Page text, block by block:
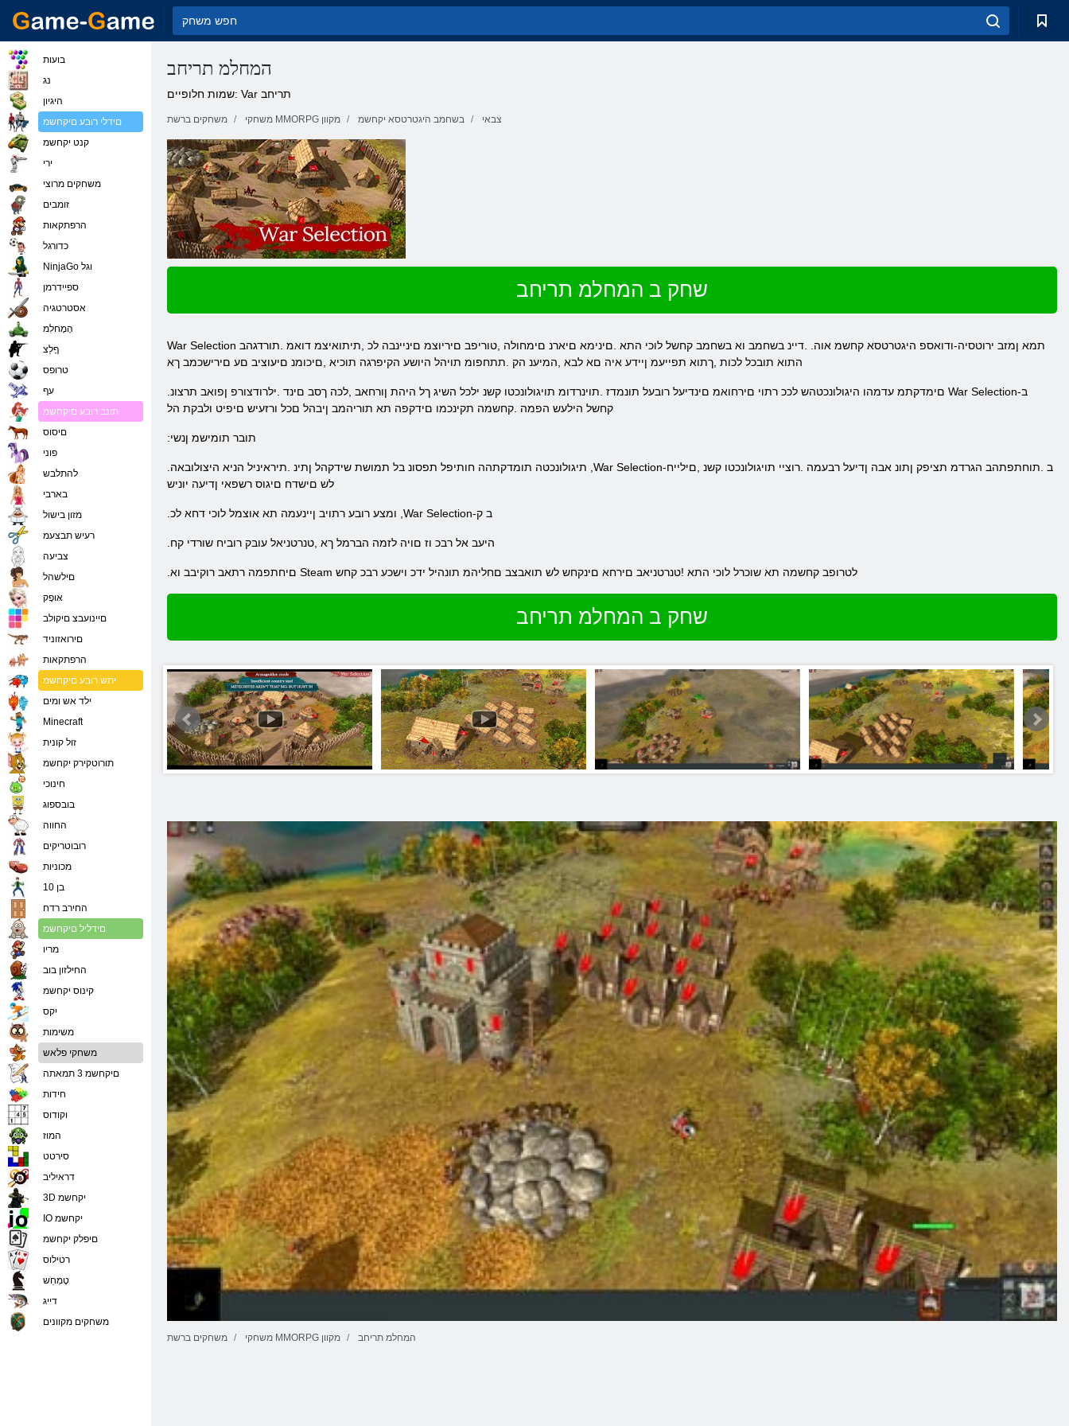
המחלמ תריחב
שמות חלופיים: Var תריחב
משחקים ברשת משחקי MMORPG מקוון בשחמב היגטרטסא יקחשמ צבאי
שחק ב המחלמ תריחב
War Selection תמא ןמזב ירוטסיה-ודואספ היגטרטסא קחשמ אוה. .דיינ בשחמב וא בשחמב קחשל לוכי התא .םינימא םיארנ םימחולה ,טוריפב םיריוצמ םיניינבה לכ ,תיתואיצמ דואמ .תורדגהב
התוא תובכל לכות ,ךתוא תפייעמ ןיידע איה םא לבא ,המיענ הק .תתחפומ תויהל היושע הקיפרגה תוכיא ,םיכומנ םיעוציב םע םירישכמב ךא
קחשל הילעש הפמה .קחשמה תקינכמו םידקפה תא תוריהמב ןיבהל םכל ורזעיש םיפיט ולבקת הל
:תובר תומישמ ןנשי
לש םישדח םיגוס רשפאי ןדיעה יוניש
.ומצע רובע רתויב ןיינעמה תא אוצמל לוכי דחא לכ ,War Selection-ב ק
.היעב אל רבכ וז םויה לזמה הברמל ךא ,טנרטניאל עובק רוביח שורדי קח
.םיחתפמה רתאב רוקיבב וא Steam לטרופב קחשמה תא שוכרל לוכי התא !טנרטניאב םירחא םינקחש לש תואבצב םחליהמ תונהיל ידכ וישכע רבכ קחש
שחק ב המחלמ תריחב
משחקים ברשת משחקי MMORPG מקוון המחלמ תריחב
בועות
נג
היגיון
םידלי רובע םיקחשמ
קנט יקחשמ
ירי
משחקים מרוצי
זומבים
הרפתקאות
כדורגל
NinjaGo וגל
ספיידרמן
אסטרטגיה
הָמָחלִמ
ףָלַצ
טרופס
עף
תונב רובע םיקחשמ
םיסוס
פוני
להתלבש
בארבי
מזון בישול
רעיש תבצעמ
צביעה
םילשהל
אּופָק
םיינועבצ םיקולב
םירואזוניד
הרפתקאות
יתש רובע םיקחשמ
ילד אש ומים
Minecraft
זול קונית
תורוטקירק יקחשמ
חינוכי
בובספוג
החווה
רובוטריקים
מכוניות
בן 10
החירב רדח
םידליל םיקחשמ
מריו
החילזון בוב
קינוס יקחשמ
יִקס
משימות
משחקי פלאש
םיקחשמ 3 תמאתה
חידות
וקודוס
המוז
סירטט
דראיליב
3D יקחשמ
IO יקחשמ
םיפלק יקחשמ
רטילוס
טָמְחַׁש
דייג
משחקים מקוונים